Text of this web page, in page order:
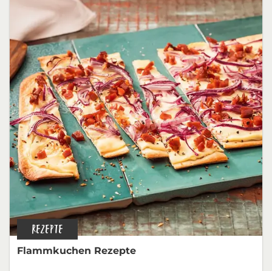
REZEPTE
Flammkuchen Rezepte